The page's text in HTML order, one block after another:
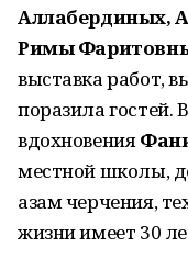
Аллабердиных,
Римы
выставка работ,
поразила гостей.
вдохновения
местной школы,
азам черчения,
жизни имеет 30